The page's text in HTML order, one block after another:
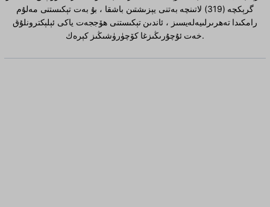
گرېكچە (319) لاتىنچە بەتنى يېزىشتىن باشقا ، بۇ بەت تېكىستنى مەلۇم
رامكىدا تەھرىرلىيەلەيسىز ، ئاندىن تېكىستنى ھۆججەت ياكى ئېلېكترونلۇق
خەت ئۇچۇرىڭىزغا كۆچۈرۈشىڭىز كېرەك.